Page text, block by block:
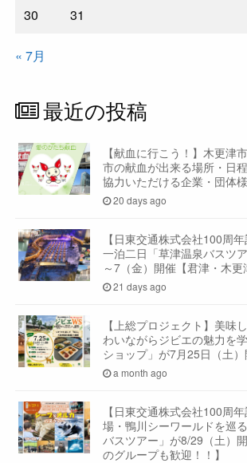
30
31
« 7月
最近の投稿
【献血に行こう！】木更津
市の献血が出来る場所・日
協力いただける企業・団体様
20 days ago
【日東交通株式会社100周
一泊二日「草津温泉バスツ
～7（金）開催【君津・木更
21 days ago
【上総プロジェクト】美味
わいながらジビエの魅力を
ショップ」が7月25日（土）
a month ago
【日東交通株式会社100周
場・鴨川シーワールドを巡
バスツアー」が8/29（土）
のグループも歓迎！！】